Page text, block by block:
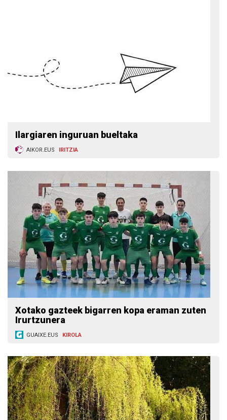
Ilargiaren inguruan bueltaka
AIKOR.EUS IRITZIA
Xotako gazteek bigarren kopa eraman zuten
Irurtzunera
GUAIXE.EUS KIROLA